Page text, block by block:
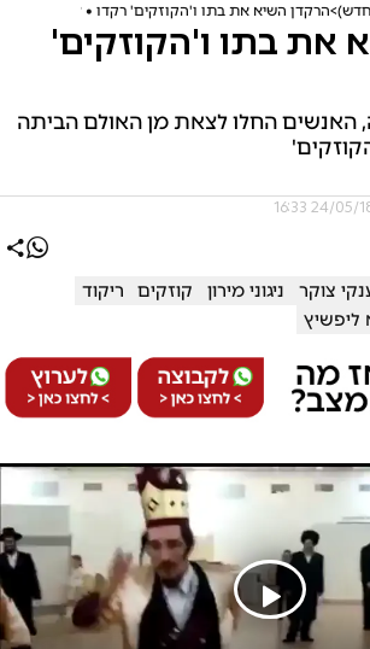
חדש) הרקדן השיא את בתו ו'הקוזקים' רקדו • צפו
את בתו ו'הקוזקים'
האנשים החלו לצאת מן האולם הביתה
צוקר ניגוני מירון קוזקים
ריקוד
ליפשיץ